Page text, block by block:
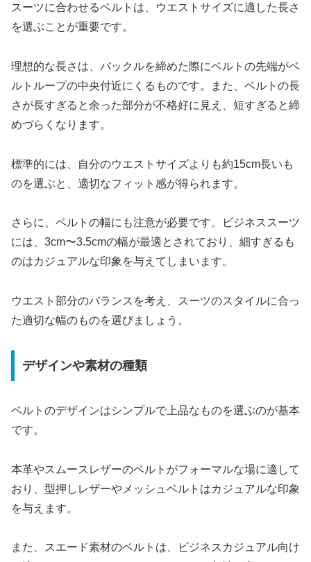
スーツに合わせるベルトは、ウエストサイズに適した長さ
を選ぶことが重要です。
理想的な長さは、バックルを締めた際にベルトの先端がベ
ルトループの中央付近にくるものです。また、ベルトの長
さが長すぎると余った部分が不格好に見え、短すぎると締
めづらくなります。
標準的には、自分のウエストサイズよりも約15cm長いも
のを選ぶと、適切なフィット感が得られます。
さらに、ベルトの幅にも注意が必要です。ビジネススーツ
には、3cm〜3.5cmの幅が最適とされており、細すぎるも
のはカジュアルな印象を与えてしまいます。
ウエスト部分のバランスを考え、スーツのスタイルに合っ
た適切な幅のものを選びましょう。
デザインや素材の種類
ベルトのデザインはシンプルで上品なものを選ぶのが基本
です。
本革やスムースレザーのベルトがフォーマルな場に適して
おり、型押しレザーやメッシュベルトはカジュアルな印象
を与えます。
また、スエード素材のベルトは、ビジネスカジュアル向け